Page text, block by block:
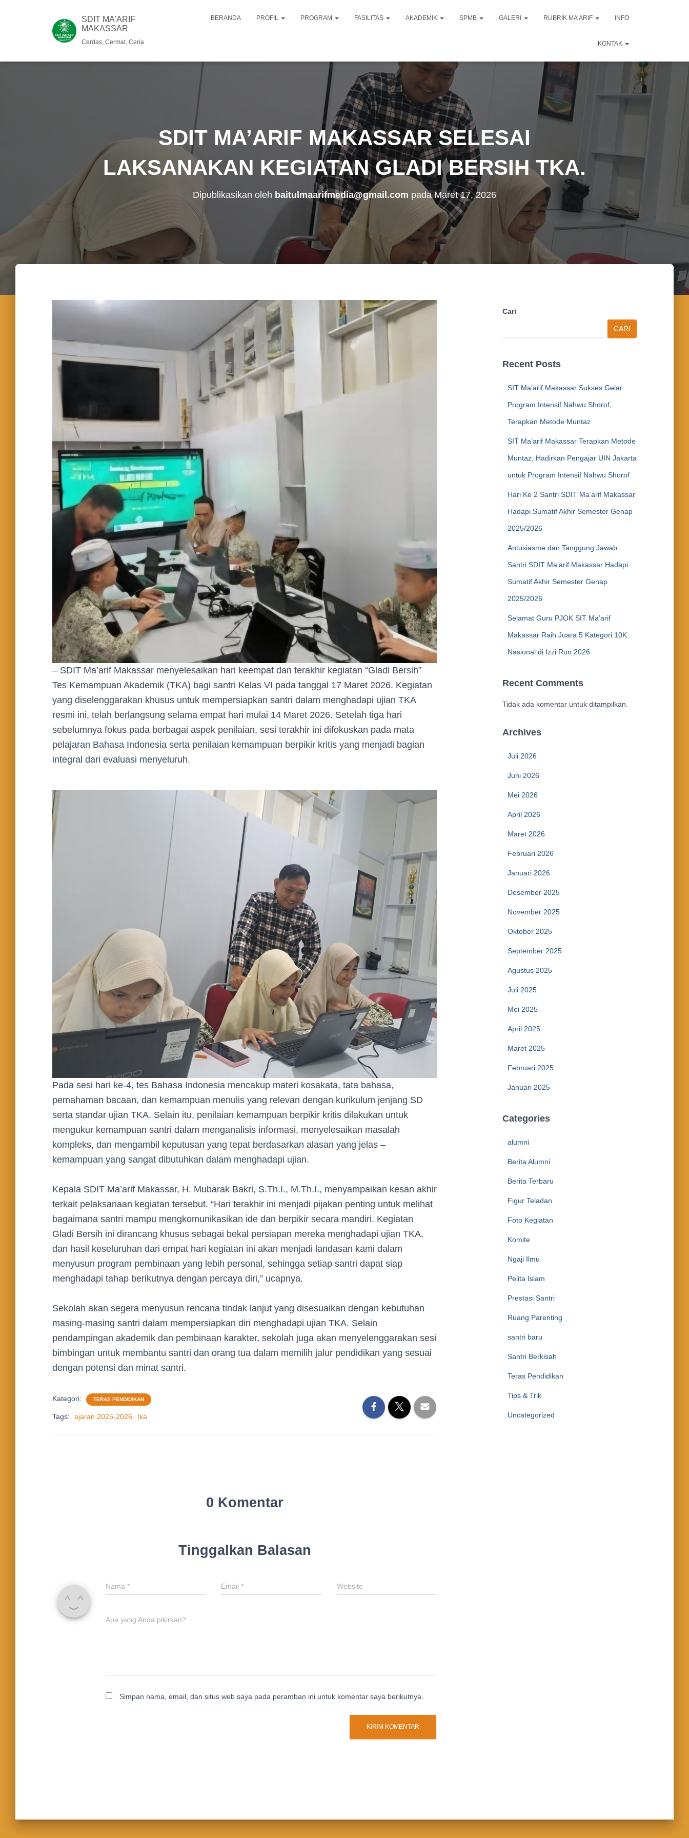
SDIT MA'ARIF
MAKASSAR
Cerdas, Cermat, Ceria
BERANDA PROFIL PROGRAM FASILITAS AKADEMIK SPMB GALERI RUBRIK MA’ARIF INFO
KONTAK
SDIT MA’ARIF MAKASSAR SELESAI
LAKSANAKAN KEGIATAN GLADI BERSIH TKA.
Dipublikasikan oleh baitulmaarifmedia@gmail.com padaMaret 17, 2026
– SDIT Ma’arif Makassar menyelesaikan hari keempat dan terakhir kegiatan “Gladi Bersih”
Tes Kemampuan Akademik (TKA) bagi santri Kelas VI pada tanggal 17 Maret 2026. Kegiatan
yang diselenggarakan khusus untuk mempersiapkan santri dalam menghadapi ujian TKA
resmi ini, telah berlangsung selama empat hari mulai 14 Maret 2026. Setelah tiga hari
sebelumnya fokus pada berbagai aspek penilaian, sesi terakhir ini difokuskan pada mata
pelajaran Bahasa Indonesia serta penilaian kemampuan berpikir kritis yang menjadi bagian
integral dari evaluasi menyeluruh.
Pada sesi hari ke-4, tes Bahasa Indonesia mencakup materi kosakata, tata bahasa,
pemahaman bacaan, dan kemampuan menulis yang relevan dengan kurikulum jenjang SD
serta standar ujian TKA. Selain itu, penilaian kemampuan berpikir kritis dilakukan untuk
mengukur kemampuan santri dalam menganalisis informasi, menyelesaikan masalah
kompleks, dan mengambil keputusan yang tepat berdasarkan alasan yang jelas –
kemampuan yang sangat dibutuhkan dalam menghadapi ujian.
Kepala SDIT Ma’arif Makassar, H. Mubarak Bakri, S.Th.I., M.Th.I., menyampaikan kesan akhir
terkait pelaksanaan kegiatan tersebut. “Hari terakhir ini menjadi pijakan penting untuk melihat
bagaimana santri mampu mengkomunikasikan ide dan berpikir secara mandiri. Kegiatan
Gladi Bersih ini dirancang khusus sebagai bekal persiapan mereka menghadapi ujian TKA,
dan hasil keseluruhan dari empat hari kegiatan ini akan menjadi landasan kami dalam
menyusun program pembinaan yang lebih personal, sehingga setiap santri dapat siap
menghadapi tahap berikutnya dengan percaya diri,” ucapnya.
Sekolah akan segera menyusun rencana tindak lanjut yang disesuaikan dengan kebutuhan
masing-masing santri dalam mempersiapkan diri menghadapi ujian TKA. Selain
pendampingan akademik dan pembinaan karakter, sekolah juga akan menyelenggarakan sesi
bimbingan untuk membantu santri dan orang tua dalam memilih jalur pendidikan yang sesuai
dengan potensi dan minat santri.
Kategori: TERAS PENDIDIKAN
Tags: ajaran 2025-2026 tka
0 Komentar
Tinggalkan Balasan
Nama * Email* Website
Apa yang Anda pikirkan?
Simpan nama, email, dan situs web saya pada peramban ini untuk komentar saya berikutnya.
Cari
CARI
Recent Posts
SIT Ma’arif Makassar Sukses Gelar
Program Intensif Nahwu Shorof,
Terapkan Metode Muntaz
SIT Ma’arif Makassar Terapkan Metode
Muntaz, Hadirkan Pengajar UIN Jakarta
untuk Program Intensif Nahwu Shorof
Hari Ke 2 Santri SDIT Ma’arif Makassar
Hadapi Sumatif Akhir Semester Genap
2025/2026
Antusiasme dan Tanggung Jawab
Santri SDIT Ma’arif Makassar Hadapi
Sumatif Akhir Semester Genap
2025/2026
Selamat Guru PJOK SIT Ma’arif
Makassar Raih Juara 5 Kategori 10K
Nasional di Izzi Run 2026
Recent Comments
Tidak ada komentar untuk ditampilkan.
Archives
Juli 2026
Juni 2026
Mei 2026
April 2026
Maret 2026
Februari 2026
Januari 2026
Desember 2025
November 2025
Oktober 2025
September 2025
Agustus 2025
Juli 2025
Mei 2025
April 2025
Maret 2025
Februari 2025
Januari 2025
Categories
alumni
Berita Alumni
Berita Terbaru
Figur Teladan
Foto Kegiatan
Komite
Ngaji Ilmu
Pelita Islam
Prestasi Santri
Ruang Parenting
santri baru
Santri Berkisah
Teras Pendidikan
Tips & Trik
Uncategorized